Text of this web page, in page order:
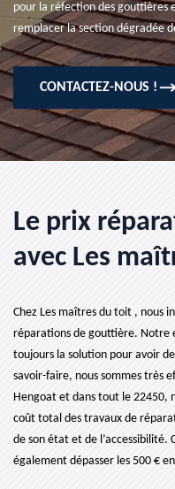
pour la réfection des gouttières
remplacer la section dégradée
CONTACTEZ-NOUS !
Le prix
avec Les
Chez Les maîtres du toit , nous
réparations de gouttière. Notre
toujours la solution pour avoir
savoir-faire, nous sommes très
Hengoat et dans tout le 22450,
coût total des travaux de
de son état et de
également dépasser les 500 €